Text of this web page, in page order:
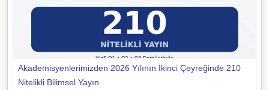
Akademisyenlerimizden 2026 Yılının İkinci Çeyreğinde 210
Nitelikli Bilimsel Yayın